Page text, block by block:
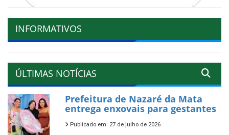
INFORMATIVOS
ÚLTIMAS NOTÍCIAS
Prefeitura de Nazaré da Mata
entrega enxovais para gestantes
Publicado em: 27 de julho de 2026